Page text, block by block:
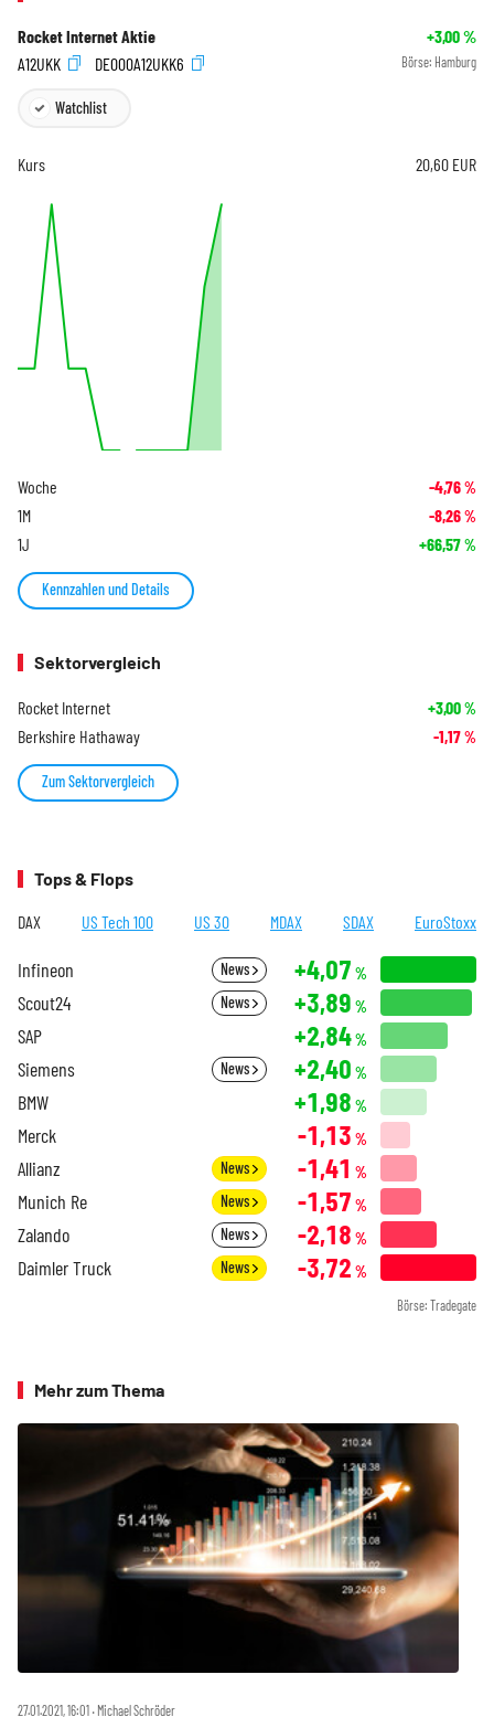
Rocket Internet Aktie +3,00%
A12UKK
DE000A12UKK6 Börse: Hamburg
Watchlist
Kurs 20,60 EUR
Woche -4,76%
1M -8,26%
1J +66,57%
Kennzahlen und Details
Sektorvergleich
Rocket Internet +3,00%
Berkshire Hathaway -1,17%
Zum Sektorvergleich
Tops & Flops
DAX US Tech 100 US 30 MDAX SDAX EuroStoxx
Infineon News +4,07 %
Scout24 News +3,89 %
SAP +2,84%
Siemens News +2,40 %
BMW +1,98 %
Merck -1,13 %
Allianz News -1,41 %
Munich Re News -1,57 %
Zalando News -2,18 %
Daimler Truck News -3,72 %
Börse: Tradegate
Mehr zum Thema
27.01.2021, 16:01 ‧ Michael Schröder